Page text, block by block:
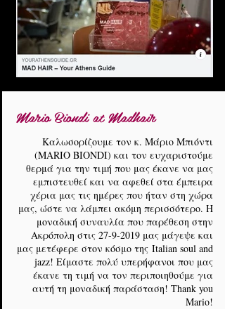
Mario Biondi at Madhair
Καλωσορίζουμε τον κ. Μάριο Μπιόντι
(MARIO BIONDI) και τον ευχαριστούμε
θερμά για την τιμή που μας έκανε να μας
εμπιστευθεί και να αφεθεί στα έμπειρα
χέρια μας τις ημέρες που ήταν στη χώρα
μας, ώστε να λάμπει ακόμη περισσότερο. Η
μοναδική συναυλία που παρέθεση στην
Ακρόπολη στις 27-9-2019 μας μάγεψε και
μας μετέφερε στον κόσμο της Italian soul and
jazz! Είμαστε πολύ υπερήφανοι που μας
έκανε τη τιμή να τον περιποιηθούμε για
αυτή τη μοναδική παράσταση! Thank you
Mario!